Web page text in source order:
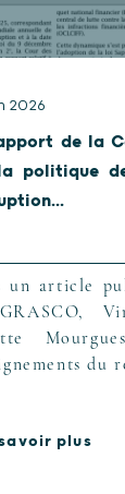
2026
de la
politique
un article
du
plus